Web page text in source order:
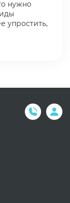
нужно
упростить,